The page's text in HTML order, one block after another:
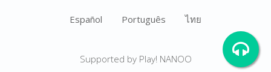
Español Português ไทย
Supported by Play! NANOO